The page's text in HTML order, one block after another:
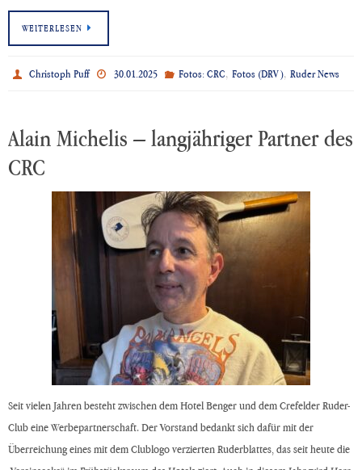
WEITERLESEN
Christoph Puff 30.01.2025 Fotos: CRC, Fotos (DRV), Ruder News
Alain Michelis – langjähriger Partner des
CRC
Seit vielen Jahren besteht zwischen dem Hotel Benger und dem Crefelder Ruder-
Club eine Werbepartnerschaft. Der Vorstand bedankt sich dafür mit der
Überreichung eines mit dem Clublogo verzierten Ruderblattes, das seit heute die